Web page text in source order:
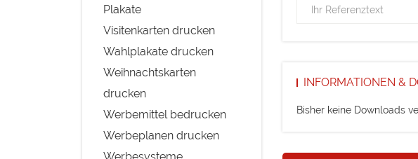
Plakate
Visitenkarten drucken
Wahlplakate drucken
Weihnachtskarten
drucken
Werbemittel bedrucken
Werbeplanen drucken
Werbesysteme
INFORMATIONEN &
Bisher keine Downloads